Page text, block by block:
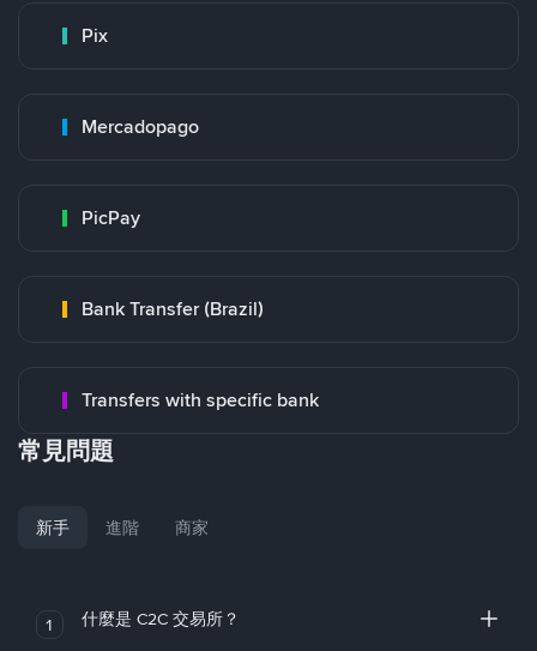
Pix
Mercadopago
PicPay
Bank Transfer (Brazil)
Transfers with specific bank
常見問題
新手 進階 商家
1 什麼是 C2C 交易所？